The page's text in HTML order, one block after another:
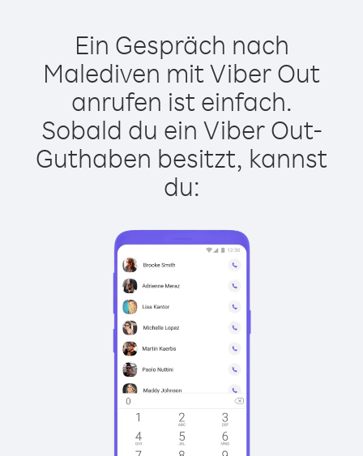
Ein Gespräch nach
Malediven mit Viber Out
anrufen ist einfach.
Sobald du ein Viber Out-
Guthaben besitzt, kannst
du: